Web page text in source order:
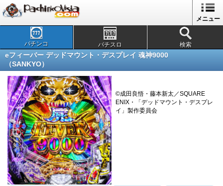
メニュー
パチンコ パチスロ 検索
eフィーバー デッドマウント・デスプレイ 魂神9000
（SANKYO）
©成田良悟・藤本新太／SQUARE
ENIX・「デッドマウント・デスプレ
イ」製作委員会